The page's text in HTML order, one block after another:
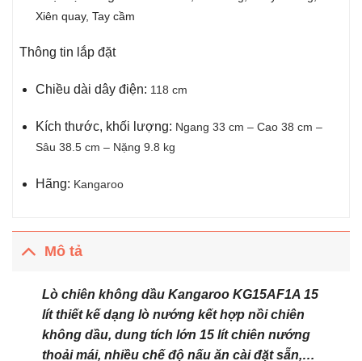
Xiên quay, Tay cầm
Thông tin lắp đặt
Chiều dài dây điện: 118 cm
Kích thước, khối lượng: Ngang 33 cm – Cao 38 cm –
Sâu 38.5 cm – Nặng 9.8 kg
Hãng: Kangaroo
Mô tả
Lò chiên không dầu Kangaroo KG15AF1A 15
lítthiết kế dạng lò nướng kết hợp nồi chiên
không dầu, dung tích lớn 15 lít chiên nướng
thoải mái, nhiều chế độ nấu ăn cài đặt sẵn,…